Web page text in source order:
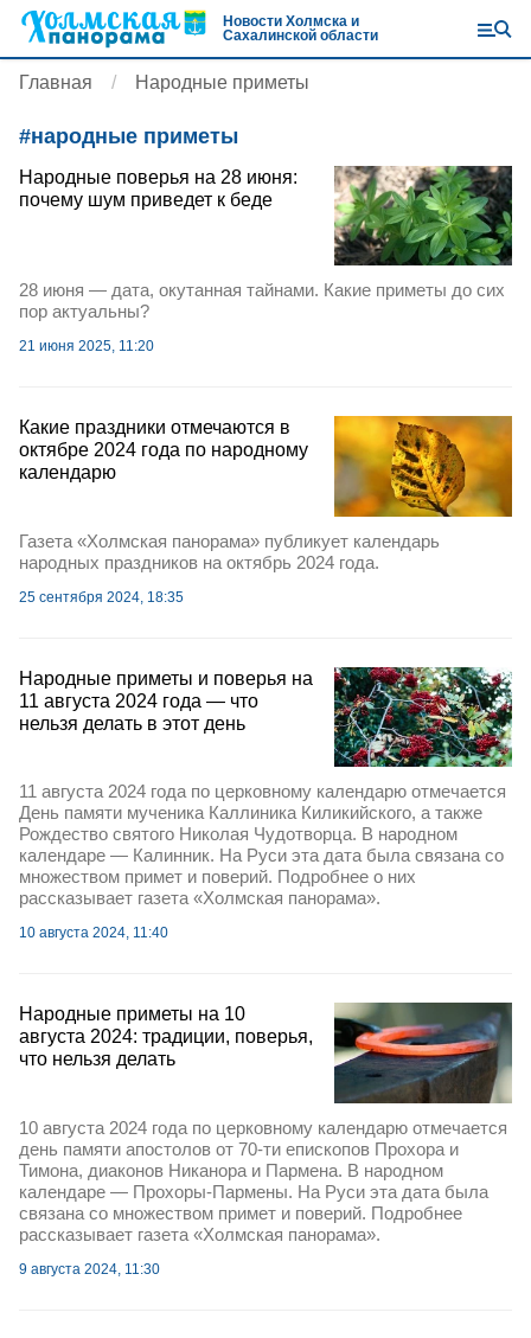
Новости Холмска и
Сахалинской области
Главная Народные приметы
#народные приметы
Народные поверья на 28 июня:
почему шум приведет к беде
28 июня — дата, окутанная тайнами. Какие приметы до сих
пор актуальны?
21 июня 2025, 11:20
Какие праздники отмечаются в
октябре 2024 года по народному
календарю
Газета «Холмская панорама» публикует календарь
народных праздников на октябрь 2024 года.
25 сентября 2024, 18:35
Народные приметы и поверья на
11 августа 2024 года — что
нельзя делать в этот день
11 августа 2024 года по церковному календарю отмечается
День памяти мученика Каллиника Киликийского, а также
Рождество святого Николая Чудотворца. В народном
календаре — Калинник. На Руси эта дата была связана со
множеством примет и поверий. Подробнее о них
рассказывает газета «Холмская панорама».
10 августа 2024, 11:40
Народные приметы на 10
августа 2024: традиции, поверья,
что нельзя делать
10 августа 2024 года по церковному календарю отмечается
день памяти апостолов от 70-ти епископов Прохора и
Тимона, диаконов Никанора и Пармена. В народном
календаре — Прохоры-Пармены. На Руси эта дата была
связана со множеством примет и поверий. Подробнее
рассказывает газета «Холмская панорама».
9 августа 2024, 11:30